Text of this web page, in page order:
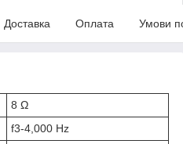
Доставка Оплата Умови
8 Ω
f3-4,000 Hz